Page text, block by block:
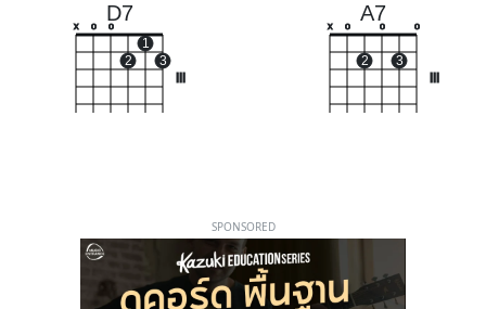
D7
x o o
2
1
3
A7
x o
2
o
3
o
SPONSORED